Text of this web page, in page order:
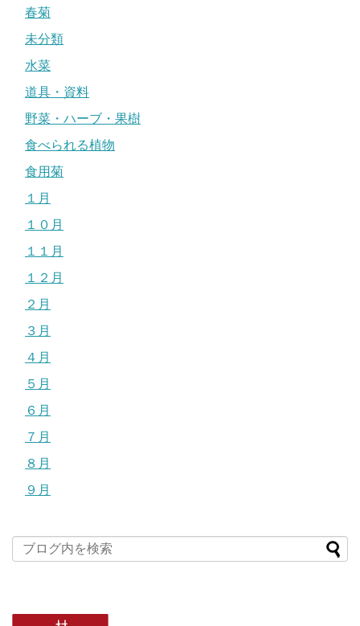
春菊
未分類
水菜
道具・資料
野菜・ハーブ・果樹
食べられる植物
食用菊
１月
１０月
１１月
１２月
２月
３月
４月
５月
６月
７月
８月
９月